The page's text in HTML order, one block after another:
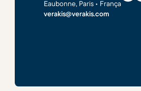
Eaubonne, Paris • França
verakis@verakis.com